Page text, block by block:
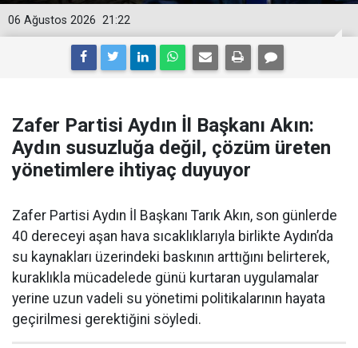
21:22
06 Ağustos 2026
Zafer Partisi Aydın İl Başkanı Akın:
Aydın susuzluğa değil, çözüm üreten
yönetimlere ihtiyaç duyuyor
Zafer Partisi Aydın İl Başkanı Tarık Akın, son günlerde
40 dereceyi aşan hava sıcaklıklarıyla birlikte Aydın’da
su kaynakları üzerindeki baskının arttığını belirterek,
kuraklıkla mücadelede günü kurtaran uygulamalar
yerine uzun vadeli su yönetimi politikalarının hayata
geçirilmesi gerektiğini söyledi.